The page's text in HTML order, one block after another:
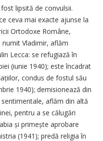
lipsită de convulsii.
ceva mai exacte ajunse la
Ortodoxe Române,
Vladimir, aflăm
Lecca: se refugiază în
(iunie 1940); este încadrat
condus de fostul său
1940); demisionează din
aflăm din altă
pentru a se călugări
și primește aprobare
(1941); predă religia în